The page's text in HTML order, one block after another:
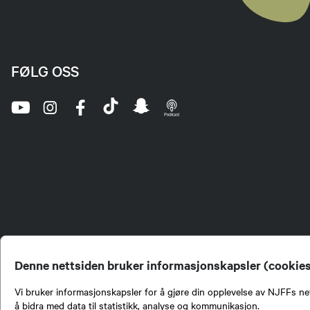
Denne nettsiden bruker informasjonskapsler
Vi bruker informasjonskapsler for å gjøre din opplevelse av NJFFs
å bidra med data til statistikk, analyse og kommunikasjon.
FØLG OSS